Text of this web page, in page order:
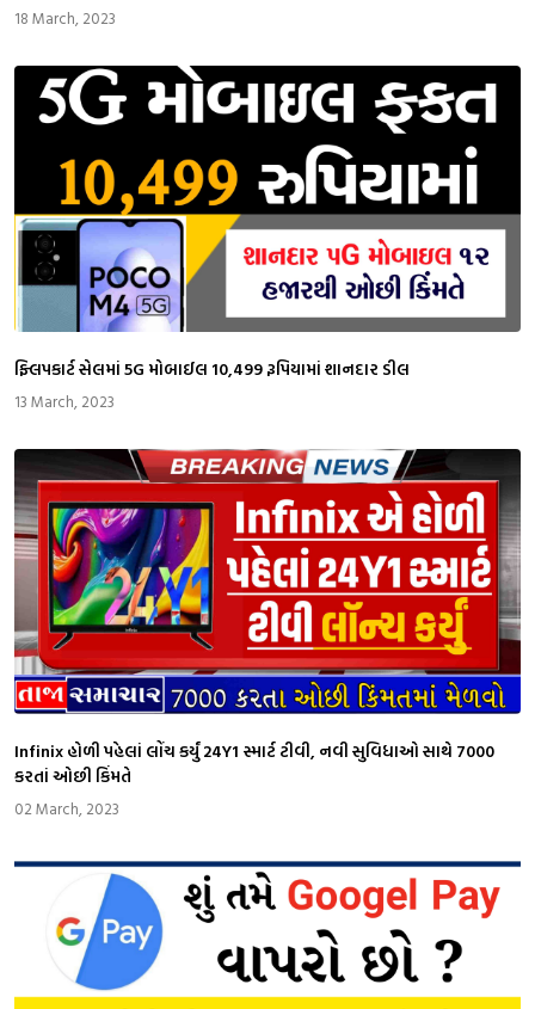
18 March, 2023
ફ્લિપકાર્ટ સેલમાં 5G મોબાઈલ 10,499 રૂપિયામાં શાનદાર ડીલ
13 March, 2023
Infinix હોળી પહેલાં લોંચ કર્યું 24Y1 સ્માર્ટ ટીવી, નવી સુવિધાઓ સાથે 7000
કરતાં ઓછી કિંમતે
02 March, 2023